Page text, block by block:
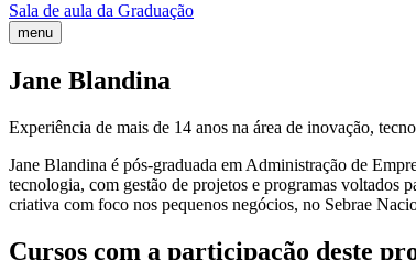
Sala de aula da Graduação
menu
Jane Blandina
Experiência de mais de 14 anos na área de inovação,
Jane Blandina é pós-graduada em Administração de
tecnologia, com gestão de projetos e programas voltados
criativa com foco nos pequenos negócios, no Sebrae
Cursos com a participação deste